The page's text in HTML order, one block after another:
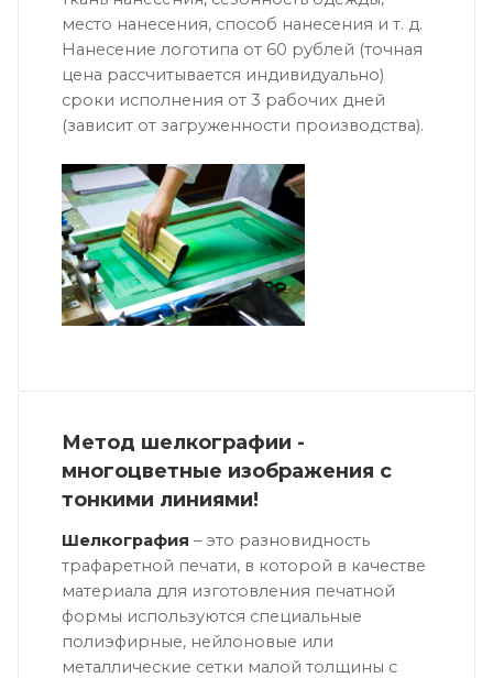
место нанесения, способ нанесения и т. д.
Нанесение логотипа от 60 рублей (точная
цена рассчитывается индивидуально)
сроки исполнения от 3 рабочих дней
(зависит от загруженности производства).
Метод шелкографии -
многоцветные изображения с
тонкими линиями!
Шелкография – это разновидность
трафаретной печати, в которой в качестве
материала для изготовления печатной
формы используются специальные
полиэфирные, нейлоновые или
металлические сетки малой толщины с